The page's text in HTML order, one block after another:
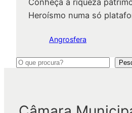
Heroísmo numa só
Angrosfera
P